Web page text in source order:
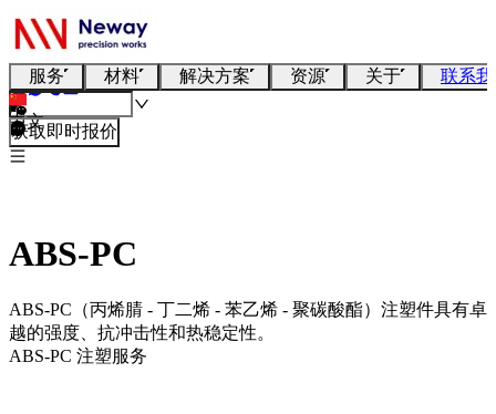
服务 材料 解决方案 资源 关于 联系
中文
获取即时报价
ABS-PC
ABS-PC（丙烯腈 - 丁二烯 - 苯乙烯 - 聚碳酸酯）注塑件具有卓
越的强度、抗冲击性和热稳定性。
ABS-PC 注塑服务